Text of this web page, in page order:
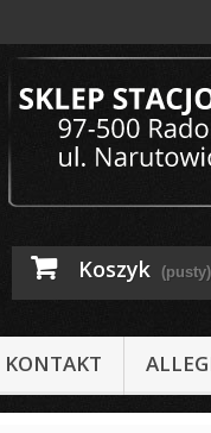
Koszyk (pusty)
KONTAKT